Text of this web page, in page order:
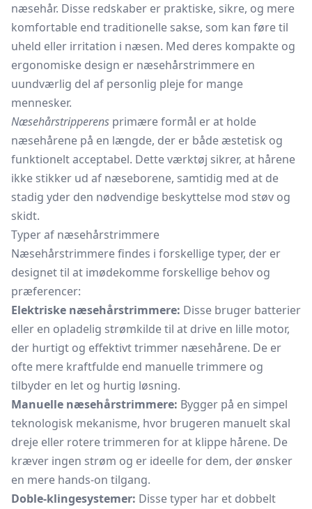
næsehår. Disse redskaber er praktiske, sikre, og mere
komfortable end traditionelle sakse, som kan føre til
uheld eller irritation i næsen. Med deres kompakte og
ergonomiske design er næsehårstrimmere en
uundværlig del af personlig pleje for mange
mennesker.
Næsehårstripperens primære formål er at holde
næsehårene på en længde, der er både æstetisk og
funktionelt acceptabel. Dette værktøj sikrer, at hårene
ikke stikker ud af næseborene, samtidig med at de
stadig yder den nødvendige beskyttelse mod støv og
skidt.
Typer af næsehårstrimmere
Næsehårstrimmere findes i forskellige typer, der er
designet til at imødekomme forskellige behov og
præferencer:
Elektriske næsehårstrimmere: Disse bruger batterier
eller en opladelig strømkilde til at drive en lille motor,
der hurtigt og effektivt trimmer næsehårene. De er
ofte mere kraftfulde end manuelle trimmere og
tilbyder en let og hurtig løsning.
Manuelle næsehårstrimmere: Bygger på en simpel
teknologisk mekanisme, hvor brugeren manuelt skal
dreje eller rotere trimmeren for at klippe hårene. De
kræver ingen strøm og er ideelle for dem, der ønsker
en mere hands-on tilgang.
Doble-klingesystemer: Disse typer har et dobbelt